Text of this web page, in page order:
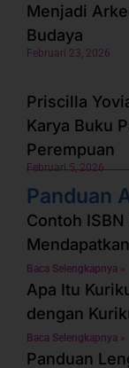
Menjadi
Budaya
Februari 23, 2026
Priscilla
Karya Buku
Perempuan
Februari 5, 2026
Panduan
Contoh
Baca Selengkapnya »
Apa Itu
dengan
Baca Selengkapnya »
Panduan